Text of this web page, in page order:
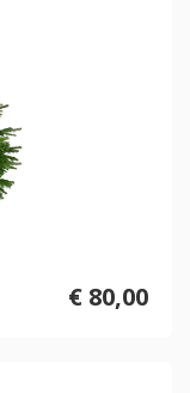
€ 80,00